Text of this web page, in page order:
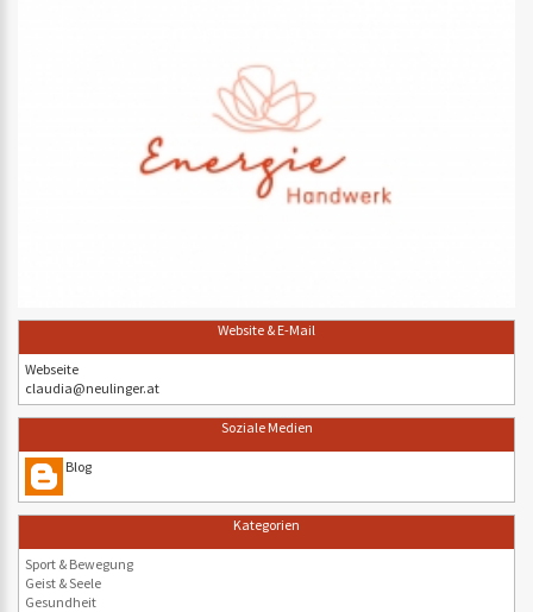
Website & E-Mail
Webseite
claudia@neulinger.at
Soziale Medien
Blog
Kategorien
Sport & Bewegung
Geist & Seele
Gesundheit